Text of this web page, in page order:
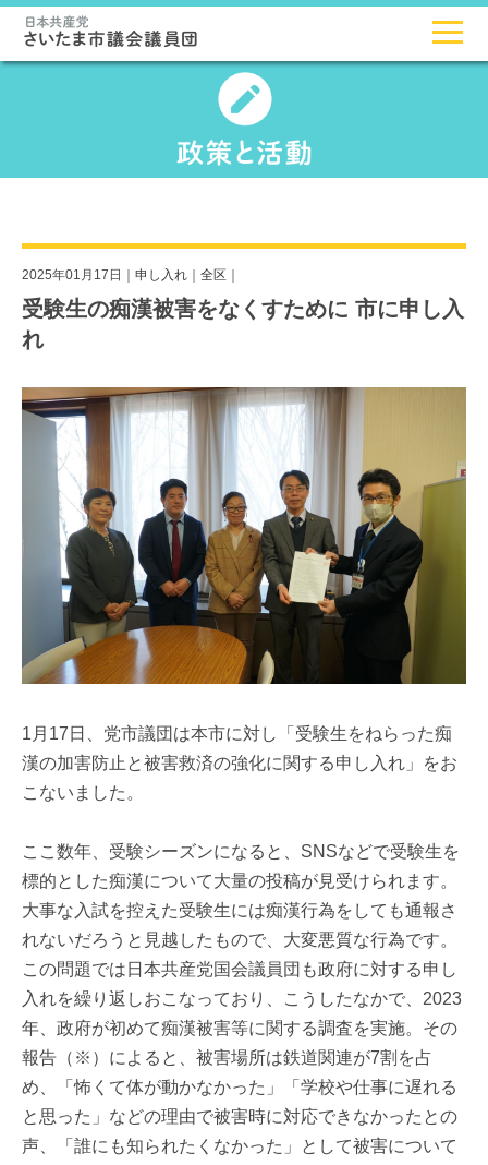
2025年01月17日｜ 申し入れ 全区
受験生の痴漢被害をなくすために 市に申し入
れ
1月17日、党市議団は本市に対し「受験生をねらった痴
漢の加害防止と被害救済の強化に関する申し入れ」をお
こないました。
ここ数年、受験シーズンになると、SNSなどで受験生を
標的とした痴漢について大量の投稿が見受けられます。
大事な入試を控えた受験生には痴漢行為をしても通報さ
れないだろうと見越したもので、大変悪質な行為です。
この問題では日本共産党国会議員団も政府に対する申し
入れを繰り返しおこなっており、こうしたなかで、2023
年、政府が初めて痴漢被害等に関する調査を実施。その
報告（※）によると、被害場所は鉄道関連が7割を占
め、「怖くて体が動かなかった」「学校や仕事に遅れる
と思った」などの理由で被害時に対応できなかったとの
声、「誰にも知られたくなかった」として被害について